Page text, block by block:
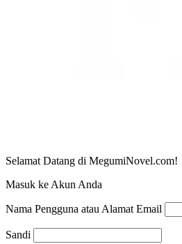
Selamat Datang di MegumiNovel.com!
Masuk ke Akun Anda
Nama Pengguna atau Alamat Email
Sandi